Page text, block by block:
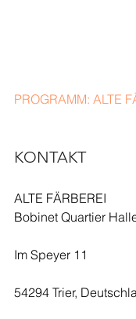
PROGRAMM: ALTE
KONTAKT
ALTE FÄRBEREI
Bobinet Quartier
Im Speyer 11
54294 Trier,